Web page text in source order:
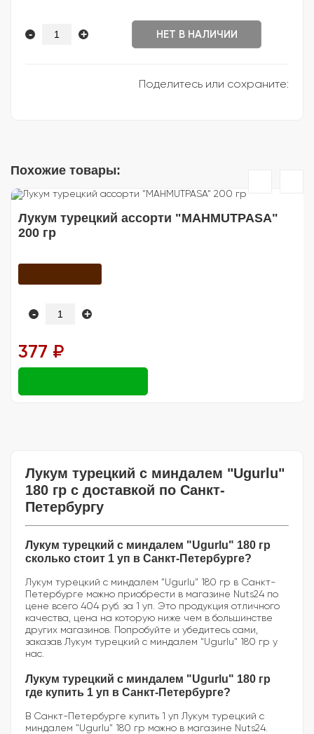
- + НЕТ В НАЛИЧИИ
Поделитесь или сохраните:
Похожие товары:
Лукум турецкий ассорти "MAHMUTPASA"
200 гр
- +
377 ₽
Лукум турецкий с миндалем "Ugurlu"
180 гр с доставкой по Санкт-
Петербургу
Лукум турецкий с миндалем "Ugurlu" 180 гр
сколько стоит 1 уп в Санкт-Петербурге?
Лукум турецкий с миндалем "Ugurlu" 180 гр в Санкт-
Петербурге можно приобрести в магазине Nuts24 по
цене всего 404 руб. за 1 уп. Это продукция отличного
качества, цена на которую ниже чем в большинстве
других магазинов. Попробуйте и убедитесь сами,
заказав Лукум турецкий с миндалем "Ugurlu" 180 гр у
нас.
Лукум турецкий с миндалем "Ugurlu" 180 гр
где купить 1 уп в Санкт-Петербурге?
В Санкт-Петербурге купить 1 уп Лукум турецкий с
миндалем "Ugurlu" 180 гр можно в магазине Nuts24.